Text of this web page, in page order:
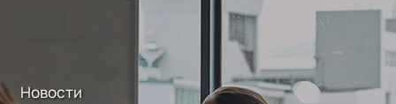
Новости